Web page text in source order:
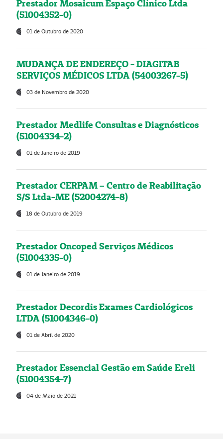
Prestador Mosaicum Espaço Clínico Ltda
(51004352-0)
01 de Outubro de 2020
MUDANÇA DE ENDEREÇO - DIAGITAB
SERVIÇOS MÉDICOS LTDA (54003267-5)
03 de Novembro de 2020
Prestador Medlife Consultas e Diagnósticos
(51004334-2)
01 de Janeiro de 2019
Prestador CERPAM – Centro de Reabilitação
S/S Ltda-ME (52004274-8)
18 de Outubro de 2019
Prestador Oncoped Serviços Médicos
(51004335-0)
01 de Janeiro de 2019
Prestador Decordis Exames Cardiológicos
LTDA (51004346-0)
01 de Abril de 2020
Prestador Essencial Gestão em Saúde Ereli
(51004354-7)
04 de Maio de 2021